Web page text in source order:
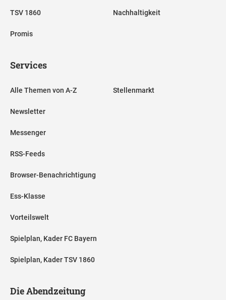
TSV 1860
Promis
Nachhaltigkeit
Services
Alle Themen von A-Z
Newsletter
Messenger
RSS-Feeds
Browser-Benachrichtigung
Ess-Klasse
Vorteilswelt
Spielplan, Kader FC Bayern
Spielplan, Kader TSV 1860
Stellenmarkt
Die Abendzeitung